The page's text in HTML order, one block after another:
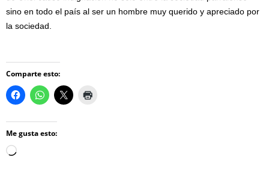
sino en todo el país al ser un hombre muy querido y apreciado por
la sociedad.
Comparte esto:
Me gusta esto:
Loading…